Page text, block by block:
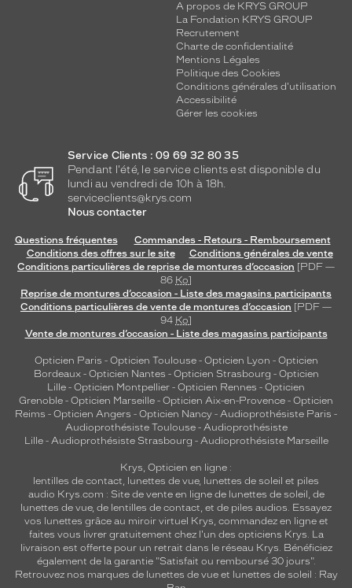
A propos de KRYS GROUP
La Fondation KRYS GROUP
Recrutement
Charte de confidentialité
Mentions Légales
Politique des Cookies
Conditions générales d'utilisation
Accessibilité
Gérer les cookies
Service Clients : 09 69 32 80 35
Pendant l'été, le service clients est disponible du
lundi au vendredi de 10h à 18h.
serviceclients@krys.com
Nous contacter
Questions fréquentes
Commandes - Retours - Remboursement
Conditions des offres sur le site
Conditions générales de vente
Conditions particulières de reprise de montures d’occasion [PDF —
86 Ko]
Reprise de montures d’occasion - Liste des magasins participants
Conditions particulières de vente de montures d’occasion [PDF —
94 Ko]
Vente de montures d’occasion - Liste des magasins participants
Opticien Paris - Opticien Toulouse- Opticien Lyon - Opticien
Bordeaux- Opticien Nantes - Opticien Strasbourg - Opticien
Lille - Opticien Montpellier - Opticien Rennes - Opticien
Grenoble - Opticien Marseille - Opticien Aix-en-Provence - Opticien
Reims - Opticien Angers - Opticien Nancy - Audioprothésiste Paris -
Audioprothésiste Toulouse- Audioprothésiste
Lille- Audioprothésiste Strasbourg - Audioprothésiste Marseille
Krys, Opticien en ligne :
lentilles de contact, lunettes de vue, lunettes de soleil et piles
audio Krys.com : Site de vente en ligne de lunettes de soleil, de
lunettes de vue, de lentilles de contact, et de piles audios. Essayez
vos lunettes grâce au miroir virtuel Krys, commandez en ligne et
faites vous livrer gratuitement chez l'un des opticiens Krys. La
livraison est offerte pour un retrait dans le réseau Krys. Bénéficiez
également de la garantie "Satisfait ou remboursé 30 jours".
Retrouvez nos marques de lunettes de vue et lunettes de soleil : Ray